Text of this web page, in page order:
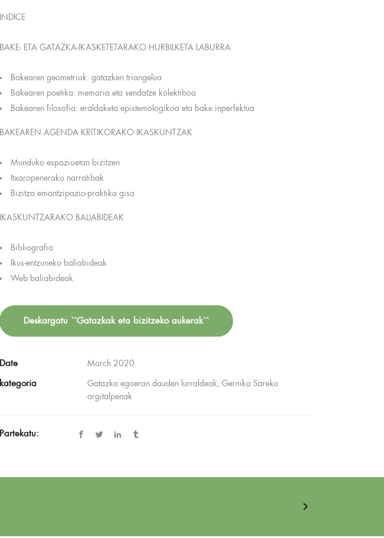
INDICE
BAKE- ETA GATAZKA-IKASKETETARAKO HURBILKETA LABURRA
Bakearen geometriak: gatazken triangelua
Bakearen poetika: memoria eta sendatze kolektiboa
Bakearen filosofia: eraldaketa epistemologikoa eta bake inperfektua
BAKEAREN AGENDA KRITIKORAKO IKASKUNTZAK
Munduko espazioetan bizitzen
Itxaropenerako narratibak
Bizitza emantzipazio-praktika gisa
IKASKUNTZARAKO BALIABIDEAK
Bibliografia
Ikus-entzuneko baliabideak
Web baliabideak
Deskargatu ``Gatazkak eta bizitzeko aukerak``
Date March 2020
kategoria
Gatazka egoeran dauden lurraldeak, Gernika Sareko
argitalpenak
Partekatu: